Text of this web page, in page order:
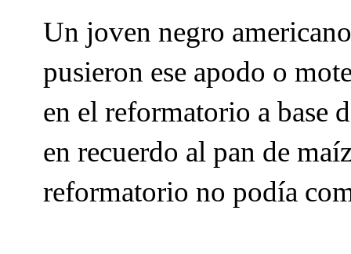
Un joven negro
pusieron ese apodo o
en el reformatorio a base
en recuerdo al pan de
reformatorio no podía